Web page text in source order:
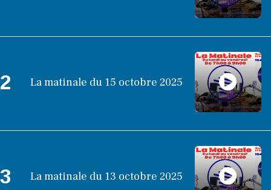
2 La matinale du 15 octobre 2025
3 La matinale du 13 octobre 2025